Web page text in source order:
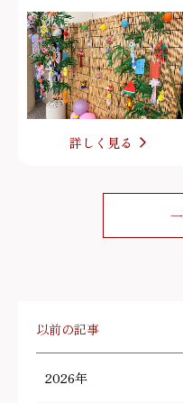
詳しく見る
以前の記事
2026年